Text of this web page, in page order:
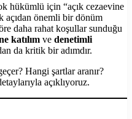
hükümlü için “açık cezaevine
açıdan önemli bir dönüm
daha rahat koşullar sunduğu
katılım ve denetimli
da kritik bir adımdır.
Hangi şartlar aranır?
açıklıyoruz.